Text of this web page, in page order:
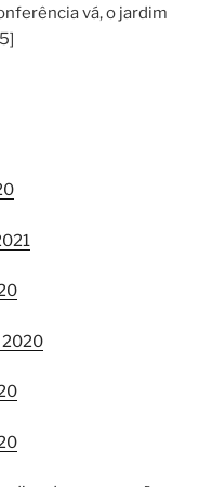
vá, o jardim
2020